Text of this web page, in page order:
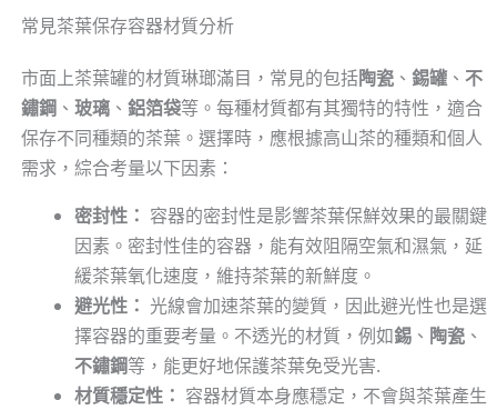
常見茶葉保存容器材質分析
市面上茶葉罐的材質琳瑯滿目，常見的包括陶瓷、 錫罐、 不
鏽鋼 、 玻璃、 鋁箔袋等。每種材質都有其獨特的特性，適合
保存不同種類的茶葉。選擇時，應根據高山茶的種類和個人
需求，綜合考量以下因素：
密封性： 容器的密封性是影響茶葉保鮮效果的最關鍵
因素。密封性佳的容器，能有效阻隔空氣和濕氣，延
緩茶葉氧化速度，維持茶葉的新鮮度。
避光性： 光線會加速茶葉的變質，因此避光性也是選
擇容器的重要考量。不透光的材質，例如錫、 陶瓷、
不鏽鋼等，能更好地保護茶葉免受光害.
材質穩定性： 容器材質本身應穩定，不會與茶葉產生